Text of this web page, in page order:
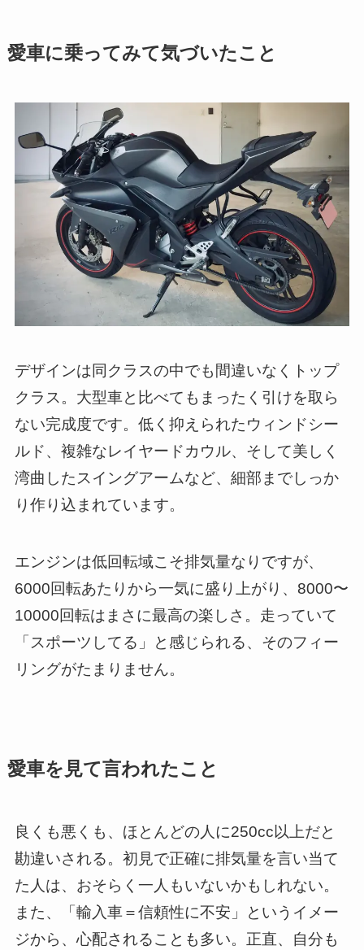
愛車に乗ってみて気づいたこと
デザインは同クラスの中でも間違いなくトップ
クラス。大型車と比べてもまったく引けを取ら
ない完成度です。低く抑えられたウィンドシー
ルド、複雑なレイヤードカウル、そして美しく
湾曲したスイングアームなど、細部までしっか
り作り込まれています。
エンジンは低回転域こそ排気量なりですが、
6000回転あたりから一気に盛り上がり、8000〜
10000回転はまさに最高の楽しさ。走っていて
「スポーツしてる」と感じられる、そのフィー
リングがたまりません。
愛車を見て言われたこと
良くも悪くも、ほとんどの人に250cc以上だと
勘違いされる。初見で正確に排気量を言い当て
た人は、おそらく一人もいないかもしれない。
また、「輸入車＝信頼性に不安」というイメー
ジから、心配されることも多い。正直、自分も